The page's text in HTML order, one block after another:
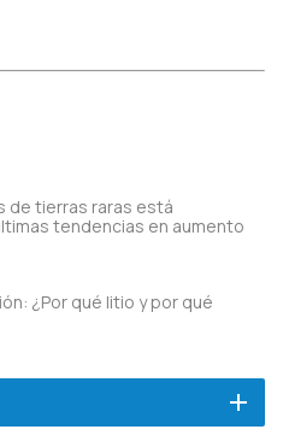
de tierras raras está
tendencias en aumento
¿Por qué litio y por qué